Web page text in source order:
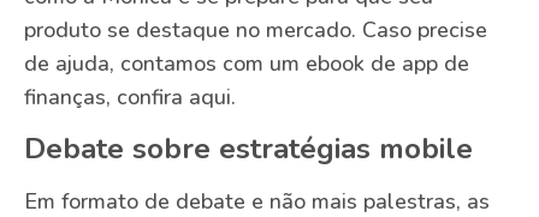
produto se destaque no mercado. Caso precise
de ajuda, contamos com um ebook de app de
finanças, confira aqui.
Debate sobre estratégias mobile
Em formato de debate e não mais palestras, as